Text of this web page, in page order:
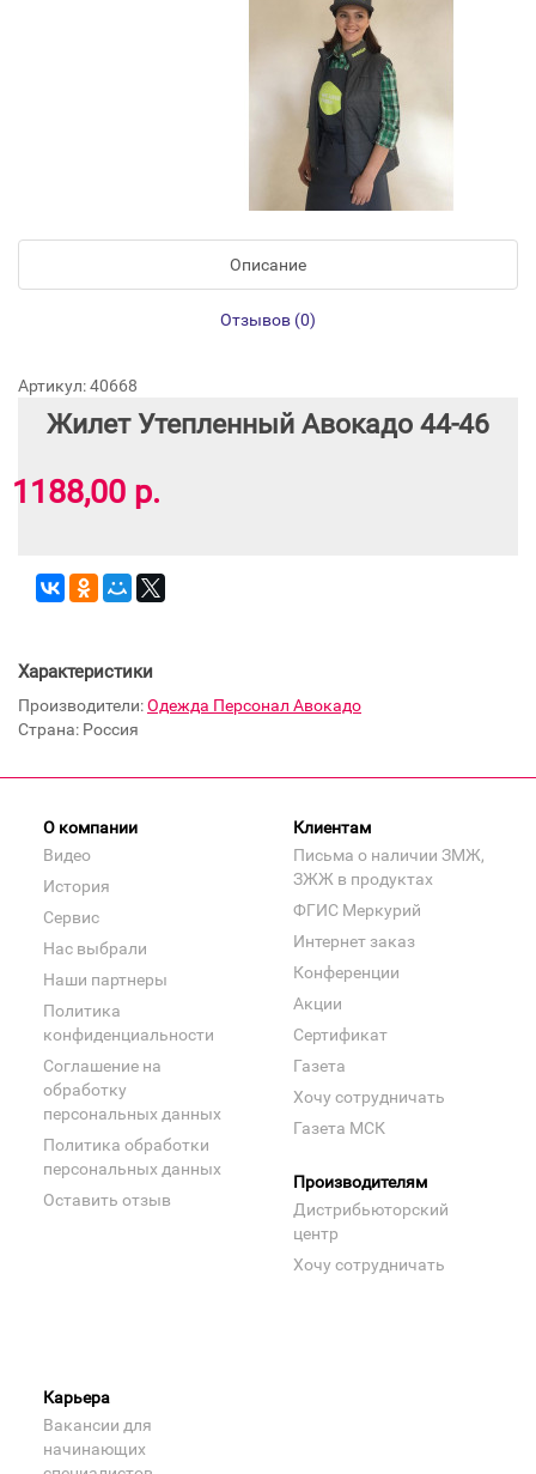
Описание
Отзывов (0)
Артикул: 40668
Жилет Утепленный Авокадо 44-46
1188,00 р.
Характеристики
Производители:Одежда Персонал Авокадо
Страна: Россия
О компании
Видео
История
Сервис
Нас выбрали
Наши партнеры
Политика
конфиденциальности
Соглашение на
обработку
персональных данных
Политика обработки
персональных данных
Оставить отзыв
Клиентам
Письма о наличии ЗМЖ,
ЗЖЖ в продуктах
ФГИС Меркурий
Интернет заказ
Конференции
Акции
Сертификат
Газета
Хочу сотрудничать
Газета МСК
Производителям
Дистрибьюторский
центр
Хочу сотрудничать
Карьера
Вакансии для
начинающих